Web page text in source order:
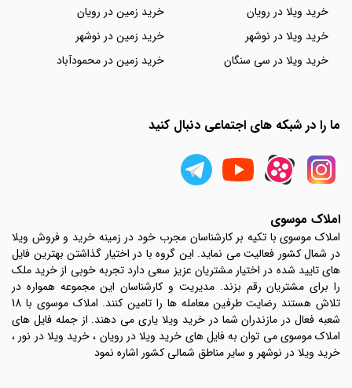
خرید ویلا در رویان
خرید ویلا در نوشهر
خرید ویلا در سی سنگان
خرید زمین در رویان
خرید زمین در نوشهر
خرید زمین در محمودآباد
ما را در شبکه های اجتماعی دنبال کنید
املاک موسوی
املاک موسوی با تکیه بر کارشناسان مجرب خود در زمینه خرید و فروش ویلا
در شمال کشور فعالیت می نماید. این گروه با در اختیار گذاشتن بهترین فایل
های تایید شده در اختیار مشتریان عزیز سعی دارد تجربه خوبی از خرید ملک
را برای مشتریان رقم بزند. مدیریت و کارشناسان این مجموعه همواره در
تلاش هستند رضایت طرفین معامله ها را تامین کنند. املاک موسوی با 18
شعبه فعال در مازندران شما در خرید ویلا یاری می دهند. از جمله فایل های
املاک موسوی می توان به فایل های خرید ویلا در رویان ، خرید ویلا در نور ،
خرید ویلا در نوشهر و سایر مناطق شمالی کشور اشاره نمود